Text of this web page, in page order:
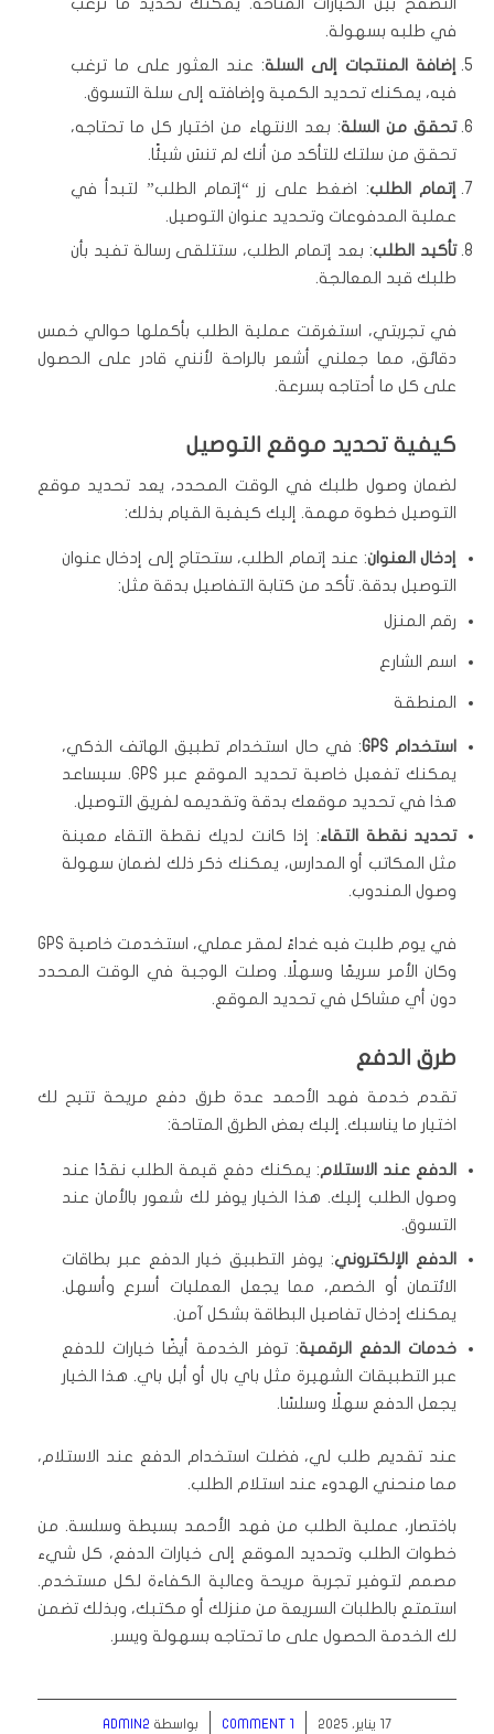
في طلبه بسهولة.
إضافة المنتجات إلى السلة: عند العثور على ما ترغب
فيه، يمكنك تحديد الكمية وإضافته إلى سلة التسوق.
تحقق من السلة: بعد الانتهاء من اختيار كل ما تحتاجه،
تحقق من سلتك للتأكد من أنك لم تنسَ شيئًا.
إتمام الطلب: اضغط على زر “إتمام الطلب” لتبدأ في
عملية المدفوعات وتحديد عنوان التوصيل.
تأكيد الطلب: بعد إتمام الطلب، ستتلقى رسالة تفيد بأن
طلبك قيد المعالجة.
في تجربتي، استغرقت عملية الطلب بأكملها حوالي خمس
دقائق، مما جعلني أشعر بالراحة لأنني قادر على الحصول
على كل ما أحتاجه بسرعة.
كيفية تحديد موقع التوصيل
لضمان وصول طلبك في الوقت المحدد، يعد تحديد موقع
التوصيل خطوة مهمة. إليك كيفية القيام بذلك:
إدخال العنوان: عند إتمام الطلب، ستحتاج إلى إدخال عنوان
التوصيل بدقة. تأكد من كتابة التفاصيل بدقة مثل:
رقم المنزل
اسم الشارع
المنطقة
استخدام GPS
: في حال استخدام تطبيق الهاتف الذكي،
يمكنك تفعيل خاصية تحديد الموقع عبر GPS. سيساعد
هذا في تحديد موقعك بدقة وتقديمه لفريق التوصيل.
تحديد نقطة التقاء: إذا كانت لديك نقطة التقاء معينة
مثل المكاتب أو المدارس، يمكنك ذكر ذلك لضمان سهولة
وصول المندوب.
في يوم طلبت فيه غداءً لمقر عملي، استخدمت خاصية GPS
وكان الأمر سريعًا وسهلًا. وصلت الوجبة في الوقت المحدد
دون أي مشاكل في تحديد الموقع.
طرق الدفع
تقدم خدمة فهد الأحمد عدة طرق دفع مريحة تتيح لك
اختيار ما يناسبك. إليك بعض الطرق المتاحة:
الدفع عند الاستلام: يمكنك دفع قيمة الطلب نقدًا عند
وصول الطلب إليك. هذا الخيار يوفر لك شعور بالأمان عند
التسوق.
الدفع الإلكتروني: يوفر التطبيق خيار الدفع عبر بطاقات
الائتمان أو الخصم، مما يجعل العمليات أسرع وأسهل.
يمكنك إدخال تفاصيل البطاقة بشكل آمن.
خدمات الدفع الرقمية: توفر الخدمة أيضًا خيارات للدفع
عبر التطبيقات الشهيرة مثل باي بال أو أبل باي. هذا الخيار
يجعل الدفع سهلًا وسلسًا.
عند تقديم طلب لي، فضلت استخدام الدفع عند الاستلام،
مما منحني الهدوء عند استلام الطلب.
باختصار، عملية الطلب من فهد الأحمد بسيطة وسلسة. من
خطوات الطلب وتحديد الموقع إلى خيارات الدفع، كل شيء
مصمم لتوفير تجربة مريحة وعالية الكفاءة لكل مستخدم.
استمتع بالطلبات السريعة من منزلك أو مكتبك، وبذلك تضمن
لك الخدمة الحصول على ما تحتاجه بسهولة ويسر.
17 يناير، 2025 /
/ بواسطة ADMIN2